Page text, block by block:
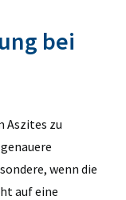
bei
Aszites zu
wenn die
auf eine